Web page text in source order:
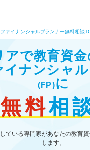
ファイナンシャルプランナー無料相談
アで教育資
イナンシャ
(FP)に
無料相
ている専門家があなたの教育
します。